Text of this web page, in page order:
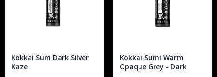
Kokkai Sum Dark Silver
Kaze
Kokkai Sumi Warm
Opaque Grey - Dark